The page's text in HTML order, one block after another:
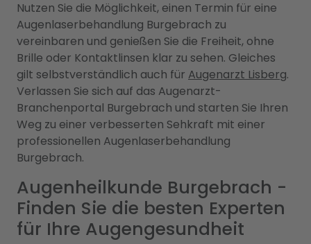
Nutzen Sie die Möglichkeit, einen Termin für eine
Augenlaserbehandlung Burgebrach zu
vereinbaren und genießen Sie die Freiheit, ohne
Brille oder Kontaktlinsen klar zu sehen. Gleiches
gilt selbstverständlich auch für Augenarzt Lisberg.
Verlassen Sie sich auf das Augenarzt-
Branchenportal Burgebrach und starten Sie Ihren
Weg zu einer verbesserten Sehkraft mit einer
professionellen Augenlaserbehandlung
Burgebrach.
Augenheilkunde Burgebrach -
Finden Sie die besten Experten
für Ihre Augengesundheit